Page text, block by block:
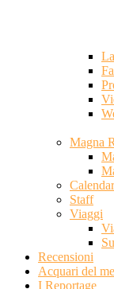
Magna
Staff
Viaggi
Recensioni
Acquari del
I Reportage